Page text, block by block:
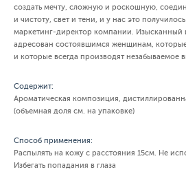
создать мечту, сложную и роскошную,
и чистоту, свет и тени, и у нас это
маркетинг-директор компании. Изысканный
адресован состоявшимся женщинам,
и которые всегда производят незабываемое
Содержит:
Ароматическая композиция,
(объемная доля см. на упаковке)
Способ применения:
Распылять на кожу с расстояния 15см. Не
Избегать попадания в глаза